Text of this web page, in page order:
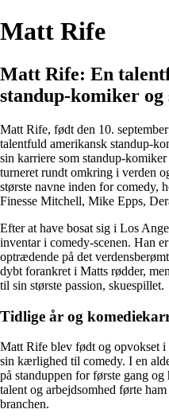
Matt Rife
Matt Rife: En
standup-komiker og
Matt Rife, født den 10.
talentfuld amerikansk standup-
sin karriere som standup-
turneret rundt omkring i verden
største navne inden for comedy,
Finesse Mitchell, Mike Epps,
Efter at have bosat sig i Los
inventar i comedy-scenen. Han
optrædende på det
dybt forankret i Matts rødder,
til sin største passion, skuespillet.
Tidlige år og
Matt Rife blev født og opvokset
sin kærlighed til comedy. I en
på standuppen for første gang
talent og arbejdsomhed førte
branchen.